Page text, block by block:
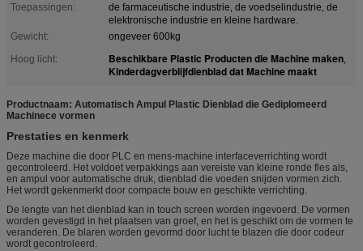
Toepassingen:
de farmaceutische industrie, de voedselindustrie, de
elektronische industrie en kleine hardware.
Gewicht:
ongeveer 600kg
Hoog licht:
Beschikbare Plastic Producten die Machine maken,
Kinderdagverblijfdienblad dat Machine maakt
Productnaam: Automatisch Ampul Plastic Dienblad die Gediplomeerd
Machinece vormen
Prestaties en kenmerk
Deze machine die door PLC en mens-machine interfaceverrichting wordt
gecontroleerd. Het voldoet verpakkings aan vereiste van kleine ronde fles als,
en ampul voor automatische druk, dienblad die voeden snijden vormen zich.
Het wordt gekenmerkt door compacte bouw en geschikte verrichting.
De lengte van het dienblad kan in touch screen worden ingevoerd. De vormen
worden gevestigd in het plaatsen van groef, en het is geschikt om de vormen te
veranderen. De blaren worden gevormd door lucht te blazen die door codeur
wordt gecontroleerd.